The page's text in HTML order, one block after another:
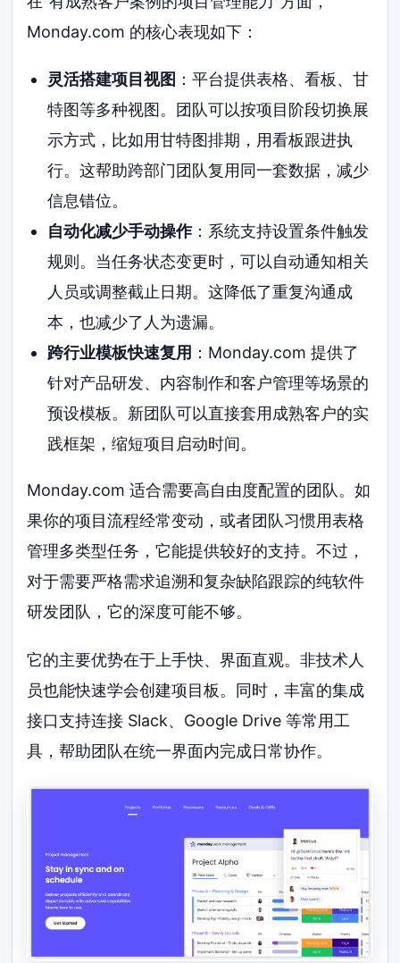
Monday.com 的核心表现如下：
灵活搭建项目视图 ：平台提供表格、看板、甘
特图等多种视图。团队可以按项目阶段切换展
示方式，比如用甘特图排期，用看板跟进执
行。这帮助跨部门团队复用同一套数据，减少
信息错位。
自动化减少手动操作：系统支持设置条件触发
规则。当任务状态变更时，可以自动通知相关
人员或调整截止日期。这降低了重复沟通成
本，也减少了人为遗漏。
跨行业模板快速复用 ：Monday.com 提供了
针对产品研发、内容制作和客户管理等场景的
预设模板。新团队可以直接套用成熟客户的实
践框架，缩短项目启动时间。
Monday.com 适合需要高自由度配置的团队。如
果你的项目流程经常变动，或者团队习惯用表格
管理多类型任务，它能提供较好的支持。不过，
对于需要严格需求追溯和复杂缺陷跟踪的纯软件
研发团队，它的深度可能不够。
它的主要优势在于上手快、界面直观。非技术人
员也能快速学会创建项目板。同时，丰富的集成
接口支持连接 Slack、Google Drive 等常用工
具，帮助团队在统一界面内完成日常协作。